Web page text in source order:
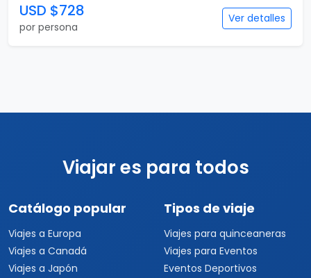
USD $728
por persona
Ver detalles
Viajar es para todos
Catálogo popular
Viajes a Europa
Viajes a Canadá
Viajes a Japón
Tipos de viaje
Viajes para quinceaneras
Viajes para Eventos
Eventos Deportivos